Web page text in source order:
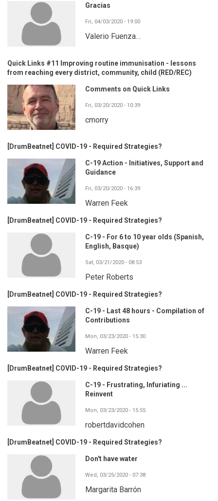
Gracias
Fri, 04/03/2020 - 19:00
Valerio Fuenza…
Quick Links #11 Improving routine immunisation - lessons
from reaching every district, community, child (RED/REC)
Comments on Quick Links
Fri, 03/20/2020 - 10:39
cmorry
[DrumBeatnet] COVID-19 - Required Strategies?
C-19 Action - Initiatives, Support and
Guidance
Fri, 03/20/2020 - 16:39
Warren Feek
[DrumBeatnet] COVID-19 - Required Strategies?
C-19 - For 6 to 10 year olds (Spanish,
English, Basque)
Sat, 03/21/2020 - 08:53
Peter Roberts
[DrumBeatnet] COVID-19 - Required Strategies?
C-19 - Last 48 hours - Compilation of
Contributions
Mon, 03/23/2020 - 15:30
Warren Feek
[DrumBeatnet] COVID-19 - Required Strategies?
C-19 - Frustrating, Infuriating ...
Reinvent
Mon, 03/23/2020 - 15:55
robertdavidcohen
[DrumBeatnet] COVID-19 - Required Strategies?
Don't have water
Wed, 03/25/2020 - 07:38
Margarita Barrón